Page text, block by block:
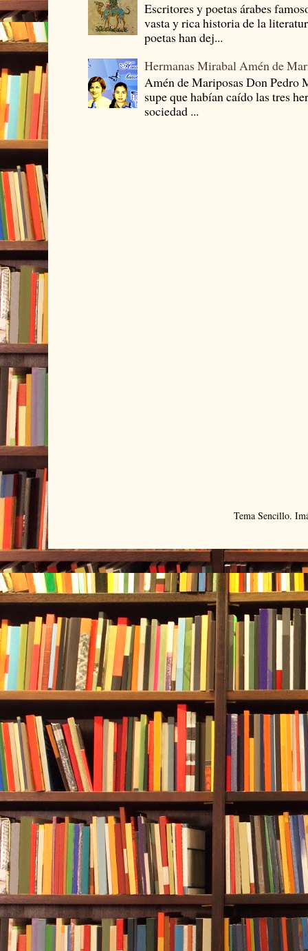
Escritores y poetas árabes
vasta y rica historia de la
poetas han dej...
Hermanas Mirabal Amén de
Amén de Mariposas Don
supe que habían caído las tres
sociedad ...
Tema Sencillo.